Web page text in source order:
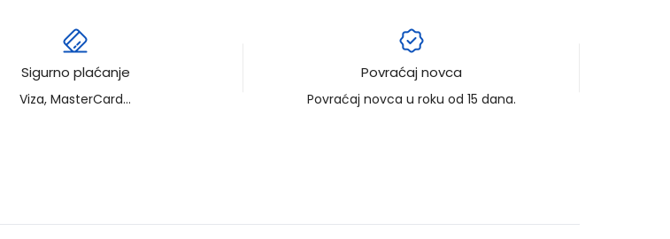
Sigurno plaćanje
Viza, MasterCard...
Povraćaj novca
Povraćaj novca u roku od 15 dana.